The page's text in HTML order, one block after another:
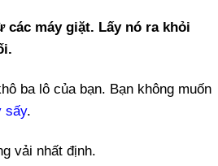
các máy giặt. Lấy nó ra khỏi
ba lô của bạn. Bạn không muốn
sấy.
vải nhất định.